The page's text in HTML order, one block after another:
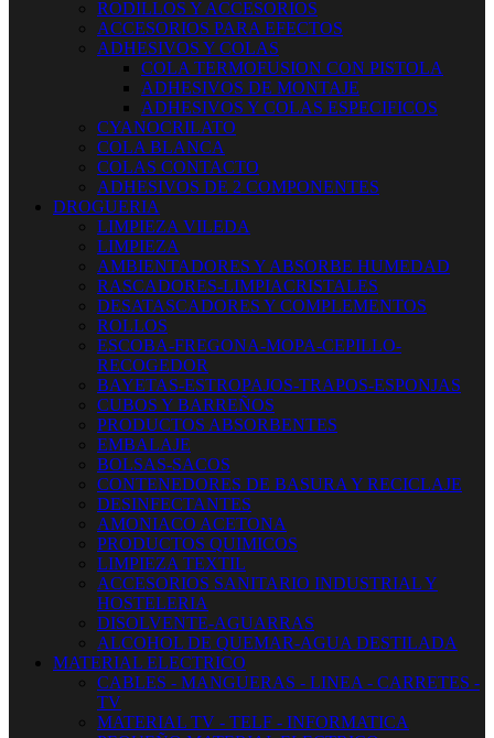
RODILLOS Y ACCESORIOS
ACCESORIOS PARA EFECTOS
ADHESIVOS Y COLAS
COLA TERMOFUSION CON PISTOLA
ADHESIVOS DE MONTAJE
ADHESIVOS Y COLAS ESPECIFICOS
CYANOCRILATO
COLA BLANCA
COLAS CONTACTO
ADHESIVOS DE 2 COMPONENTES
DROGUERIA
LIMPIEZA VILEDA
LIMPIEZA
AMBIENTADORES Y ABSORBE HUMEDAD
RASCADORES-LIMPIACRISTALES
DESATASCADORES Y COMPLEMENTOS
ROLLOS
ESCOBA-FREGONA-MOPA-CEPILLO-
RECOGEDOR
BAYETAS-ESTROPAJOS-TRAPOS-ESPONJAS
CUBOS Y BARREÑOS
PRODUCTOS ABSORBENTES
EMBALAJE
BOLSAS-SACOS
CONTENEDORES DE BASURA Y RECICLAJE
DESINFECTANTES
AMONIACO ACETONA
PRODUCTOS QUIMICOS
LIMPIEZA TEXTIL
ACCESORIOS SANITARIO INDUSTRIAL Y
HOSTELERIA
DISOLVENTE-AGUARRAS
ALCOHOL DE QUEMAR-AGUA DESTILADA
MATERIAL ELECTRICO
CABLES - MANGUERAS - LINEA - CARRETES -
TV
MATERIAL TV - TELF - INFORMATICA